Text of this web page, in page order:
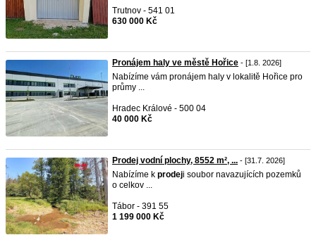
Trutnov - 541 01
630 000 Kč
Pronájem haly ve městě Hořice - [1.8. 2026]
Nabízíme vám pronájem haly v lokalitě Hořice pro
průmy ...
Hradec Králové - 500 04
40 000 Kč
Prodej vodní plochy, 8552 m², ... - [31.7. 2026]
Nabízíme k prodeji soubor navazujících pozemků
o celkov ...
Tábor - 391 55
1 199 000 Kč